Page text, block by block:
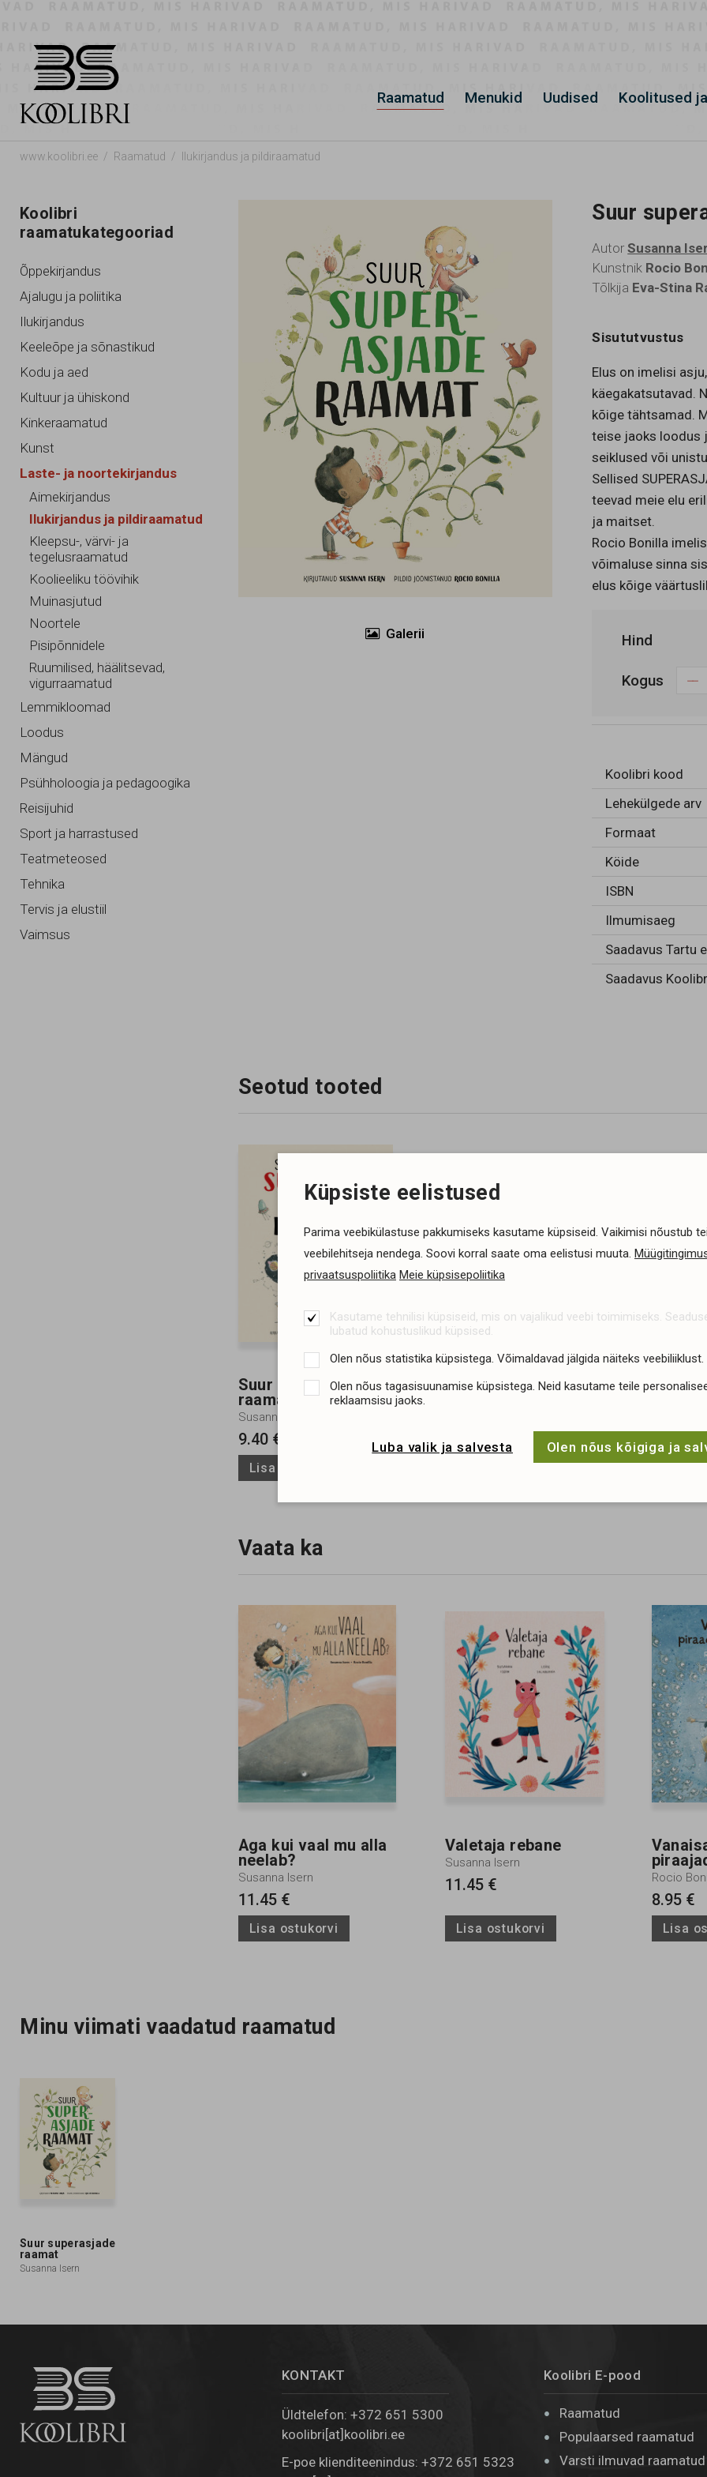
Raamatud Menukid Uudised Koolitused
www.koolibri.ee Raamatud Ilukirjandus ja pildiraamatud
Koolibri
raamatukategooriad
Õppekirjandus
Ajalugu ja poliitika
Ilukirjandus
Keeleõpe ja sõnastikud
Kodu ja aed
Kultuur ja ühiskond
Kinkeraamatud
Kunst
Laste- ja noortekirjandus
Aimekirjandus
Ilukirjandus ja pildiraamatud
Kleepsu-, värvi- ja
tegelusraamatud
Koolieeliku töövihik
Muinasjutud
Noortele
Pisipõnnidele
Ruumilised, häälitsevad,
vigurraamatud
Lemmikloomad
Loodus
Mängud
Psühholoogia ja pedagoogika
Reisijuhid
Sport ja harrastused
Teatmeteosed
Tehnika
Tervis ja elustiil
Vaimsus
 Galerii
Suur
AutorSusanna
Kunstnik Rocio
Tõlkija Eva-Stina
Sisututvustus
Elus on imelisi
käegakatsutavad.
kõige tähtsamad.
teise jaoks loodus
seiklused või
Sellised
teevad meie elu
ja maitset.
Rocio Bonilla
võimaluse sinna
elus kõige
Hind
Kogus
Koolibri kood
Lehekülgede arv
Formaat
Köide
ISBN
Ilmumisaeg
Saadavus Tartu
Saadavus
Seotud tooted
Suur supervõimete
raamat
Susanna Isern
9.40 €
Lisa ostukorvi
Vaata ka
Aga kui vaal mu alla
neelab?
Susanna Isern
11.45 €
Lisa ostukorvi
Valetaja rebane
Susanna Isern
11.45 €
Lisa ostukorvi
Rocio
8.95 €
Lisa
Minu viimati vaadatud raamatud
Suur superasjade
raamat
Susanna Isern
KONTAKT
Üldtelefon: +372 651 5300
koolibri[at]koolibri.ee
E-poe klienditeenindus: +372 651 5323
Koolibri E-pood
Raamatud
Populaarsed raamatud
Varsti ilmuvad raamatud
Küpsiste eelistused
Parima veebikülastuse pakkumiseks kasutame küpsiseid. Vaikimisi nõustub
veebilehitseja nendega. Soovi korral saate oma eelistusi muuta.
privaatsuspoliitika Meie küpsisepoliitika
Kasutame tehnilisi küpsiseid, mis on vajalikud veebi toimimiseks.
lubatud kohustuslikud küpsised.
Olen nõus statistika küpsistega. Võimaldavad jälgida näiteks veebiliiklust.
Olen nõus tagasisuunamise küpsistega. Neid kasutame teile
reklaamsisu jaoks.
Luba valik ja salvesta Olen nõus kõigiga ja